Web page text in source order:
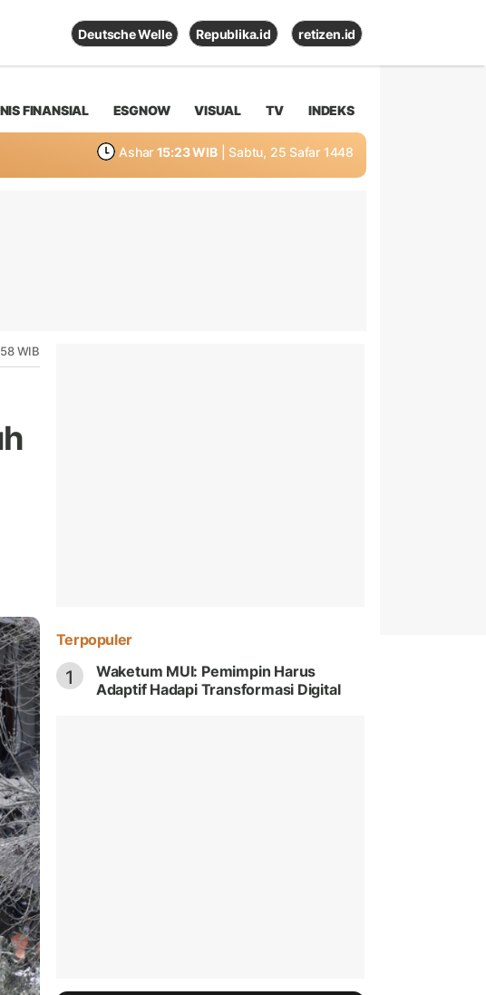
Deutsche Welle Republika.id retizen.id
FINANSIAL ESGNOW VISUAL TV INDEKS
Ashar 15:23 WIB | Sabtu, 25 Safar 1448
WIB
Terpopuler
1
Waketum MUI: Pemimpin Harus
Adaptif Hadapi Transformasi Digital